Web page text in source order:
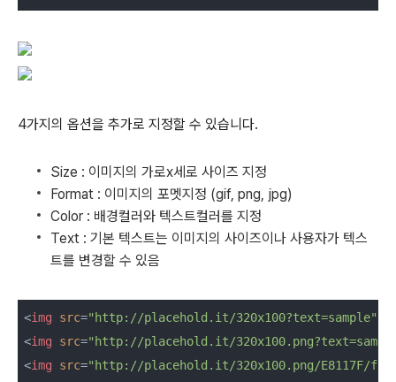
4가지의 옵션을 추가로 지정할 수 있습니다.
Size : 이미지의 가로x세로 사이즈 지정
Format : 이미지의 포멧지정 (gif, png, jpg)
Color : 배경컬러와 텍스트컬러를 지정
Text : 기본 텍스트는 이미지의 사이즈이나 사용자가 텍스
트를 변경할 수 있음
<img src="http://placehold.it/320x100?text=sample"
<img src="http://placehold.it/
<img src="http://placehold.it/320x100.png/E8117F/